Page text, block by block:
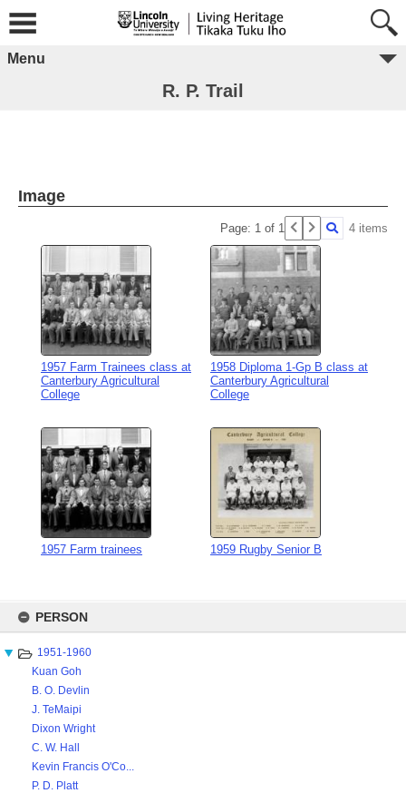
content
PERSON
1951-1960
Kuan Goh
B. O. Devlin
J. TeMaipi
Dixon Wright
C. W. Hall
Kevin Francis O'Co...
P. D. Platt
Menu
R. P. Trail
Image
Page: 1 of 1 4 items
1957 Farm Trainees class at
Canterbury Agricultural
College
1958 Diploma 1-Gp B class at
Canterbury Agricultural
College
1957 Farm trainees 1959 Rugby Senior B